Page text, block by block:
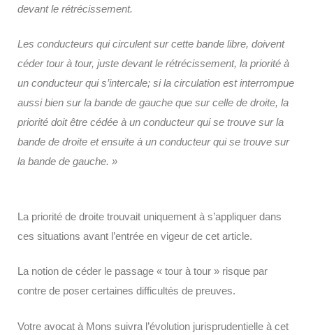
devant le rétrécissement.
Les conducteurs qui circulent sur cette bande libre, doivent
céder tour à tour, juste devant le rétrécissement, la priorité à
un conducteur qui s’intercale; si la circulation est interrompue
aussi bien sur la bande de gauche que sur celle de droite, la
priorité doit être cédée à un conducteur qui se trouve sur la
bande de droite et ensuite à un conducteur qui se trouve sur
la bande de gauche. »
La priorité de droite trouvait uniquement à s’appliquer dans
ces situations avant l’entrée en vigeur de cet article.
La notion de céder le passage « tour à tour » risque par
contre de poser certaines difficultés de preuves.
Votre avocat à Mons suivra l’évolution jurisprudentielle à cet